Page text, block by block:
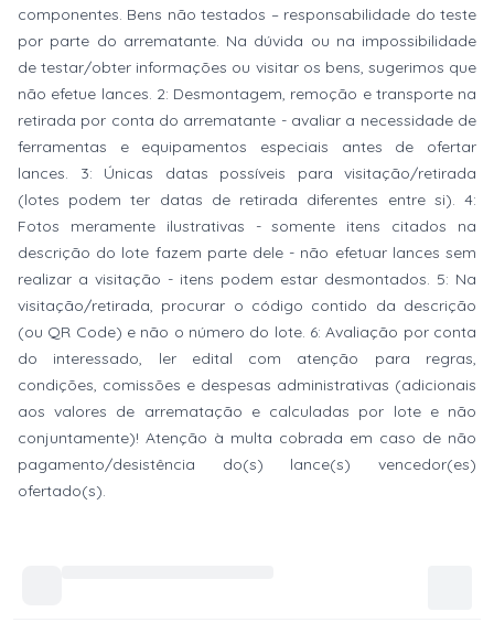
componentes. Bens não testados – responsabilidade do teste
por parte do arrematante. Na dúvida ou na impossibilidade
de testar/obter informações ou visitar os bens, sugerimos que
não efetue lances. 2: Desmontagem, remoção e transporte na
retirada por conta do arrematante - avaliar a necessidade de
ferramentas e equipamentos especiais antes de ofertar
lances. 3: Únicas datas possíveis para visitação/retirada
(lotes podem ter datas de retirada diferentes entre si). 4:
Fotos meramente ilustrativas - somente itens citados na
descrição do lote fazem parte dele - não efetuar lances sem
realizar a visitação - itens podem estar desmontados. 5: Na
visitação/retirada, procurar o código contido da descrição
(ou QR Code) e não o número do lote. 6: Avaliação por conta
do interessado, ler edital com atenção para regras,
condições, comissões e despesas administrativas (adicionais
aos valores de arrematação e calculadas por lote e não
conjuntamente)! Atenção à multa cobrada em caso de não
pagamento/desistência do(s) lance(s) vencedor(es)
ofertado(s).